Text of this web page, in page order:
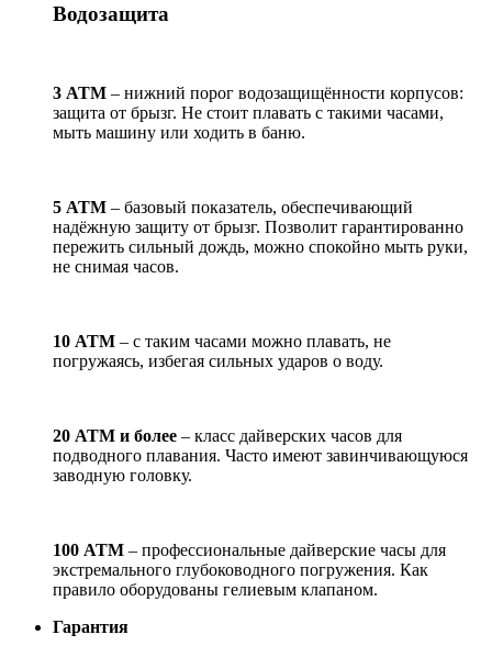
Водозащита
3 АТМ – нижний порог водозащищённости корпусов:
защита от брызг. Не стоит плавать с такими часами,
мыть машину или ходить в баню.
5 АТМ – базовый показатель, обеспечивающий
надёжную защиту от брызг. Позволит гарантированно
пережить сильный дождь, можно спокойно мыть руки,
не снимая часов.
10 АТМ – с таким часами можно плавать, не
погружаясь, избегая сильных ударов о воду.
20 АТМ и более – класс дайверских часов для
подводного плавания. Часто имеют завинчивающуюся
заводную головку.
100 АТМ – профессиональные дайверские часы для
экстремального глубоководного погружения. Как
правило оборудованы гелиевым клапаном.
Гарантия